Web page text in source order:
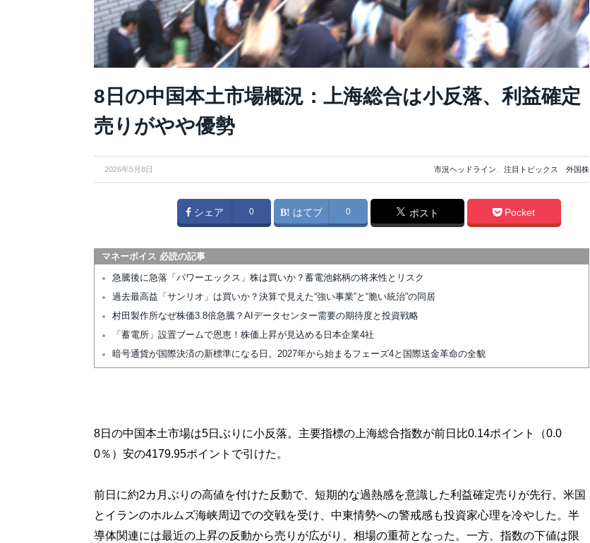
8日の中国本土市場概況：上海総合は小反落、利益確定
売りがやや優勢
2026年5月8日 市況ヘッドライン 注目トピックス 外国株
シェア 0 はてブ 0 ポスト Pocket
マネーボイス 必読の記事
急騰後に急落「パワーエックス」株は買いか？蓄電池銘柄の将来性とリスク
過去最高益「サンリオ」は買いか？決算で見えた“強い事業”と“脆い統治”の同居
村田製作所なぜ株価3.8倍急騰？AIデータセンター需要の期待度と投資戦略
「蓄電所」設置ブームで恩恵！株価上昇が見込める日本企業4社
暗号通貨が国際決済の新標準になる日。2027年から始まるフェーズ4と国際送金革命の全貌
8日の中国本土市場は5日ぶりに小反落。主要指標の上海総合指数が前日比0.14ポイント（0.0
0％）安の4179.95ポイントで引けた。
前日に約2カ月ぶりの高値を付けた反動で、短期的な過熱感を意識した利益確定売りが先行。米国
とイランのホルムズ海峡周辺での交戦を受け、中東情勢への警戒感も投資家心理を冷やした。半
導体関連には最近の上昇の反動から売りが広がり、相場の重荷となった。一方、指数の下値は限